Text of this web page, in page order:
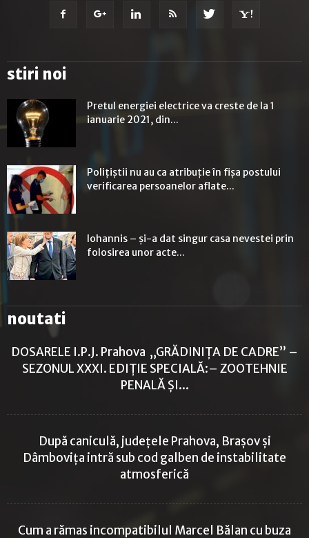
stiri noi
Pretul energiei electrice va creste de la 1
ianuarie 2021, din...
Polițiștii nu au ca atribuție în fișa postului
verificarea persoanelor aflate...
Iohannis – și-a dat singur casa nevestei prin
folosirea unor acte...
noutati
DOSARELE I.P.J. Prahova „GRĂDINIȚA DE CADRE” –
SEZONUL XXXI. EDIȚIE SPECIALĂ:– ZOOTEHNIE
PENALĂ ȘI...
După caniculă, județele Prahova, Brașov și
Dâmbovița intră sub cod galben de instabilitate
atmosferică
Cum a rămas incompatibilul Marcel Bălan cu buza